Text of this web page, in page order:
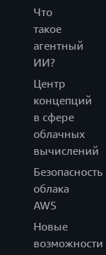
Что
такое
агентный
ИИ?
Центр
концепций
в сфере
облачных
вычислений
Безопасность
облака
AWS
Новые
возможности